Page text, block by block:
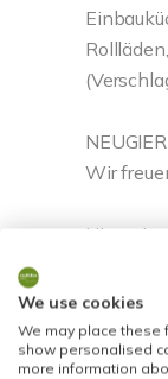
Wir
Hinweis
We use cookies
We may place these
show personalised
more information